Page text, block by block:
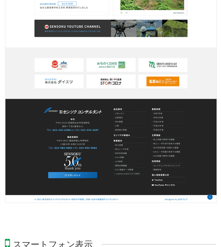
スマートフォン表示